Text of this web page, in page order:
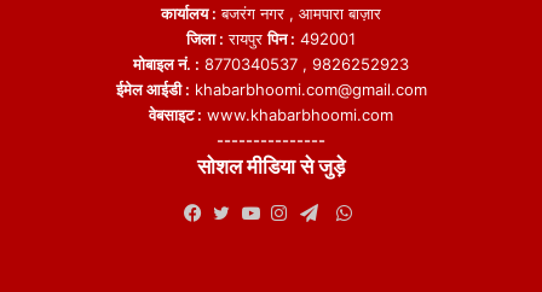
कार्यालय : बजरंग नगर , आमपारा बाज़ार
जिला : रायपुरपिन : 492001
मोबाइल नं. : 8770340537 , 9826252923
ईमेल आईडी : khabarbhoomi.com@gmail.com
वेबसाइट : www.khabarbhoomi.com
---------------
सोशल मीडिया से जुड़े
WhatsApp